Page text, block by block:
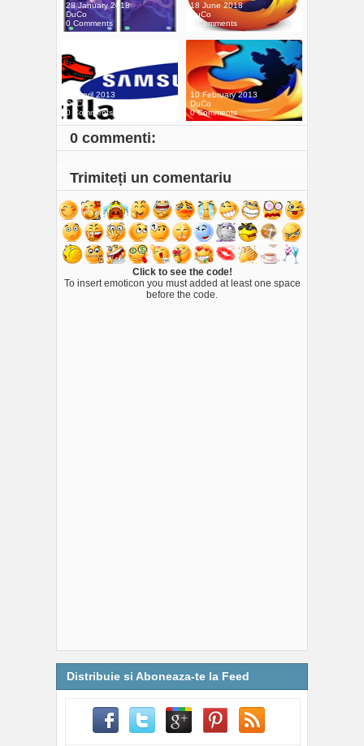
28 January 2018
DuCo
0 Comments
18 June 2018
DuCo
0 Comments
05 April 2013
DuCo
0 Comments
10 February 2013
DuCo
0 Comments
0 commenti:
Trimiteți un comentariu
Click to see the code!
To insert emoticon you must added at least one space
before the code.
Distribuie si Aboneaza-te la Feed